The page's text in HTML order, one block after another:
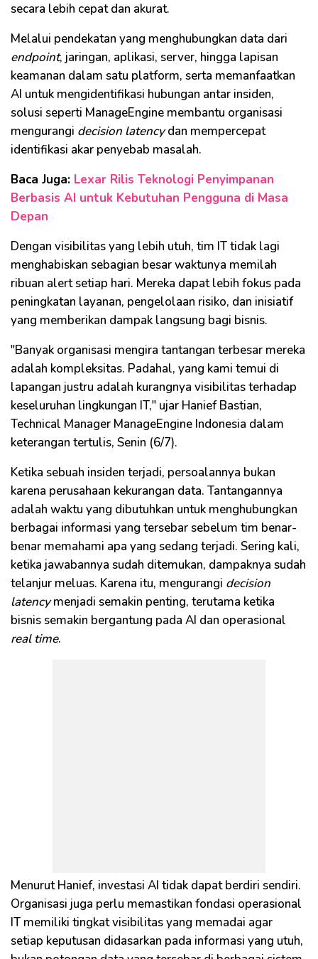
secara lebih cepat dan akurat.
Melalui pendekatan yang menghubungkan data dari
endpoint, jaringan, aplikasi, server, hingga lapisan
keamanan dalam satu platform, serta memanfaatkan
AI untuk mengidentifikasi hubungan antar insiden,
solusi seperti ManageEngine membantu organisasi
mengurangi decision latencydan mempercepat
identifikasi akar penyebab masalah.
Baca Juga: Lexar Rilis Teknologi Penyimpanan
Berbasis AI untuk Kebutuhan Pengguna di Masa
Depan
Dengan visibilitas yang lebih utuh, tim IT tidak lagi
menghabiskan sebagian besar waktunya memilah
ribuan alert setiap hari. Mereka dapat lebih fokus pada
peningkatan layanan, pengelolaan risiko, dan inisiatif
yang memberikan dampak langsung bagi bisnis.
"Banyak organisasi mengira tantangan terbesar mereka
adalah kompleksitas. Padahal, yang kami temui di
lapangan justru adalah kurangnya visibilitas terhadap
keseluruhan lingkungan IT," ujar Hanief Bastian,
Technical Manager ManageEngine Indonesia dalam
keterangan tertulis, Senin (6/7).
Ketika sebuah insiden terjadi, persoalannya bukan
karena perusahaan kekurangan data. Tantangannya
adalah waktu yang dibutuhkan untuk menghubungkan
berbagai informasi yang tersebar sebelum tim benar-
benar memahami apa yang sedang terjadi. Sering kali,
ketika jawabannya sudah ditemukan, dampaknya sudah
telanjur meluas. Karena itu, mengurangi decision
latencymenjadi semakin penting, terutama ketika
bisnis semakin bergantung pada AI dan operasional
real time.
Menurut Hanief, investasi AI tidak dapat berdiri sendiri.
Organisasi juga perlu memastikan fondasi operasional
IT memiliki tingkat visibilitas yang memadai agar
setiap keputusan didasarkan pada informasi yang utuh,